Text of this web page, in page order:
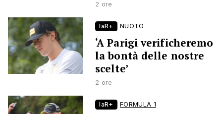
2 ore
laR+ NUOTO
‘A Parigi verificheremo
la bontà delle nostre
scelte’
2 ore
laR+ FORMULA 1